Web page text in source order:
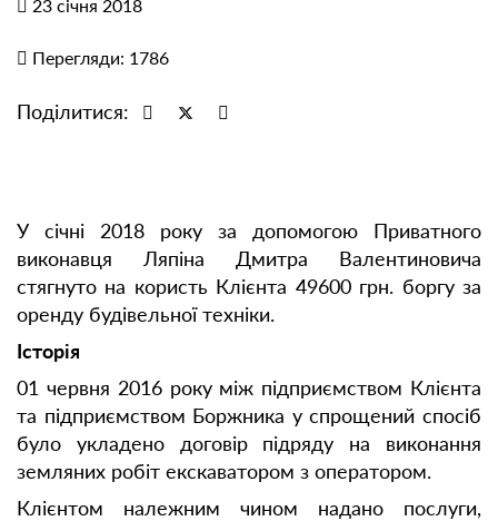
23 січня 2018
Перегляди: 1786
Поділитися:
У січні 2018 року за допомогою Приватного
виконавця Ляпіна Дмитра Валентиновича
стягнуто на користь Клієнта 49600 грн. боргу за
оренду будівельної техніки.
Історія
01 червня 2016 року між підприємством Клієнта
та підприємством Боржника у спрощений спосіб
було укладено договір підряду на виконання
земляних робіт екскаватором з оператором.
Клієнтом належним чином надано послуги,